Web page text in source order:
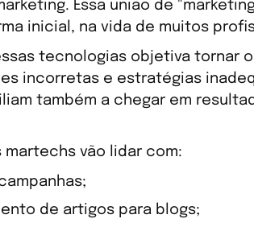
Essa união de
inicial, na vida de muitos
tecnologias objetiva tornar
incorretas e estratégias
também a chegar em
martechs vão lidar com:
de artigos para blogs;